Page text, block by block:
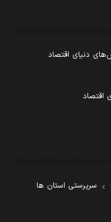
دنیای اقتصاد
اقتصاد
سرپرستی استان ها